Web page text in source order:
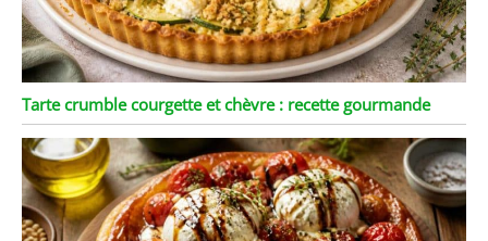
Tarte crumble courgette et chèvre : recette gourmande